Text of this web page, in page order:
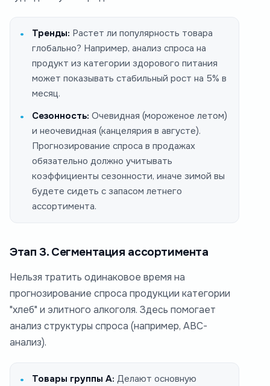
Тренды: Растет ли популярность товара
глобально? Например, анализ спроса на
продукт из категории здорового питания
может показывать стабильный рост на 5% в
месяц.
Сезонность: Очевидная (мороженое летом)
и неочевидная (канцелярия в августе).
Прогнозирование спроса в продажах
обязательно должно учитывать
коэффициенты сезонности, иначе зимой вы
будете сидеть с запасом летнего
ассортимента.
Этап 3. Сегментация ассортимента
Нельзя тратить одинаковое время на
прогнозирование спроса продукции категории
"хлеб" и элитного алкоголя. Здесь помогает
анализ структуры спроса (например, ABC-
анализ).
Товары группы А: Делают основную